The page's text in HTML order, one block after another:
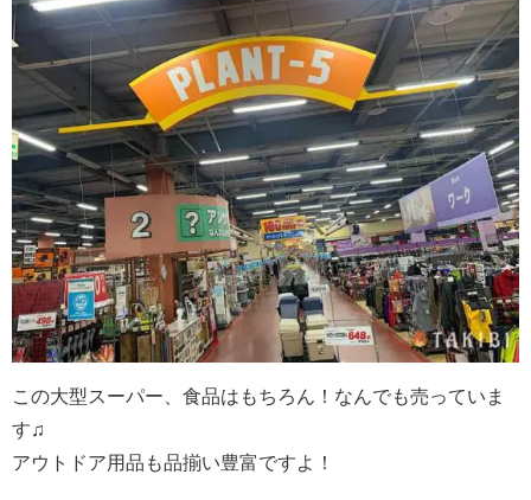
この大型スーパー、食品はもちろん！なんでも売っていま
す♫
アウトドア用品も品揃い豊富ですよ！